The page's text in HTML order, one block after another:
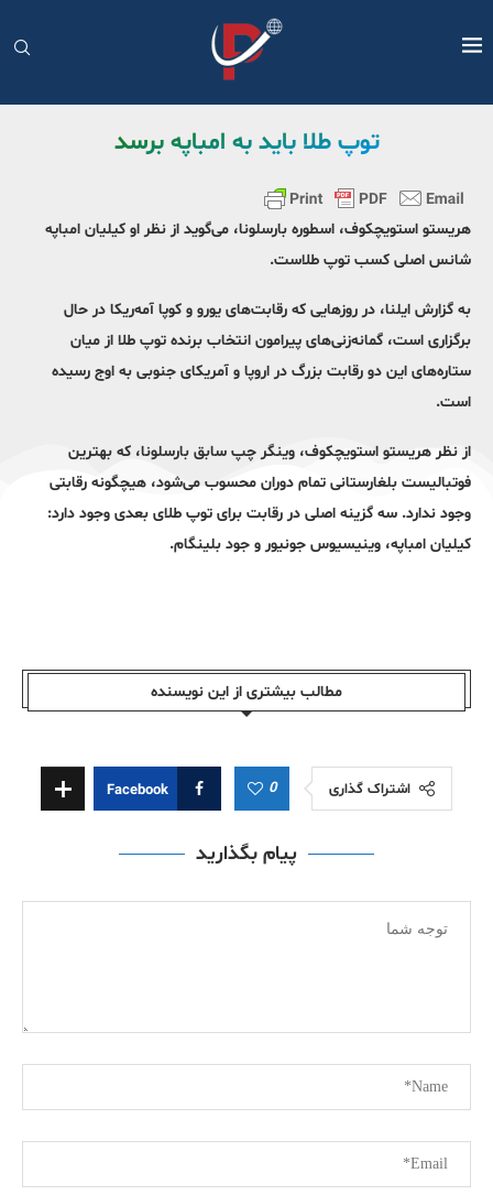
توپ طلا باید به امباپه برسد
هریستو استویچکوف، اسطوره بارسلونا، می‌گوید از نظر او کیلیان امباپه
شانس اصلی کسب توپ طلاست.
به گزارش ایلنا، در روزهایی که رقابت‌های یورو و کوپا آمه‌ریکا در حال
برگزاری است، گمانه‌زنی‌های پیرامون انتخاب برنده توپ طلا از میان
ستاره‌های این دو رقابت بزرگ در اروپا و آمریکای جنوبی به اوج رسیده
است.
از نظر هریستو استویچکوف، وینگر چپ سابق بارسلونا، که بهترین
فوتبالیست بلغارستانی تمام دوران محسوب می‌شود، هیچگونه رقابتی
وجود ندارد. سه گزینه اصلی در رقابت برای توپ طلای بعدی وجود دارد:
کیلیان امباپه، وینیسیوس جونیور و جود بلینگام.
مطالب بیشتری از این نویسندە
اشتراک گذاری 0
Facebook
پیام بگذارید